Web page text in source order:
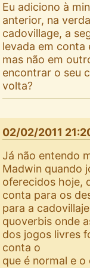
Eu adiciono à
anterior, na
cadovillage, a
levada em conta
mas não em
encontrar o seu
volta?
02/02/2011
Já não entendo
Madwin quando
oferecidos hoje,
conta para os
para a
quoverbis onde
dos jogos livres
conta o
que é normal e o